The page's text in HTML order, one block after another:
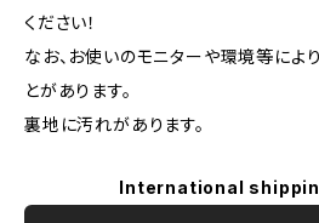
ください！
なお、お使いのモニターや環境等によ
とがあります。
裏地に汚れがあります。
International